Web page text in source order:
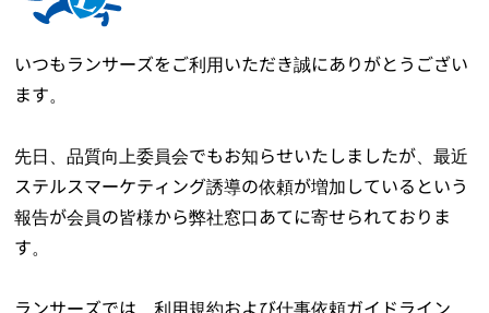
いつもランサーズをご利用いただき誠にありがとうござい
ます。
先日、品質向上委員会でもお知らせいたしましたが、最近
ステルスマーケティング誘導の依頼が増加しているという
報告が会員の皆様から弊社窓口あてに寄せられておりま
す。
ランサーズでは、利用規約および仕事依頼ガイドライン、